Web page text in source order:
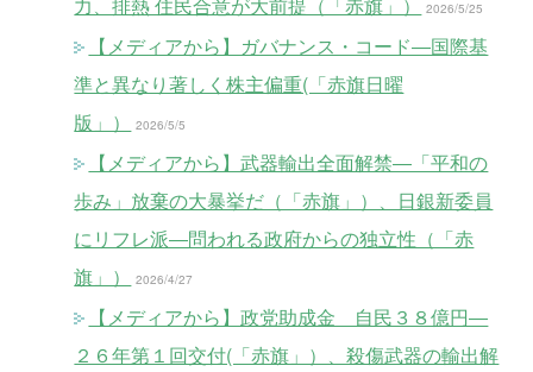
2026/5/25
【メディアから】ガバナンス・コード―国際基
準と異なり著しく株主偏重(「赤旗日曜
版」）
2026/5/5
【メディアから】武器輸出全面解禁―「平和の
歩み」放棄の大暴挙だ（「赤旗」）、日銀新委員
にリフレ派―問われる政府からの独立性（「赤
旗」）
2026/4/27
【メディアから】政党助成金 自民３８億円―
２６年第１回交付(「赤旗」）、殺傷武器の輸出解